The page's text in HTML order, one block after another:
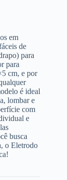
em
de
para
para
cm, e por
é ideal
lombar e
com
e
busca
o Eletrodo